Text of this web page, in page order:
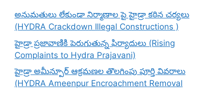
అనుమతులు లేకుండా నిర్మాణాల పై హైడ్రా కఠిన చర్యలు
(HYDRA Crackdown Illegal Constructions )
హైడ్రా ప్రజావాణికి పెరుగుతున్న ఫిర్యాదులు (Rising
Complaints to Hydra Prajavani)
హైడ్రా అమీన్పూర్ ఆక్రమణల తొలగింపు పూర్తి వివరాలు
(HYDRA Ameenpur Encroachment Removal